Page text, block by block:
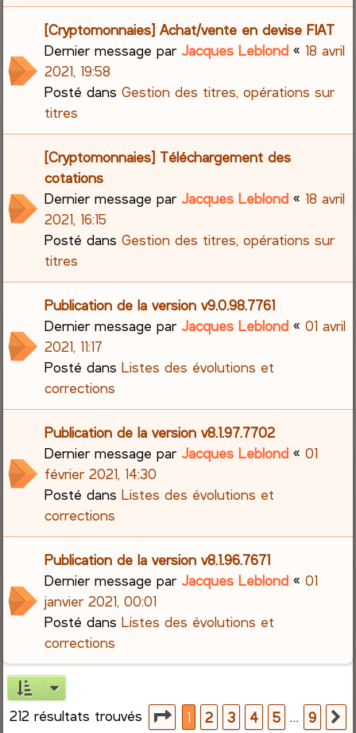
[Cryptomonnaies] Achat/vente en devise FIAT
Dernier message parJacques Leblond « 18 avril
2021, 19:58
Posté dansGestion des titres, opérations sur
titres
[Cryptomonnaies] Téléchargement des
cotations
Dernier message parJacques Leblond « 18 avril
2021, 16:15
Posté dansGestion des titres, opérations sur
titres
Publication de la version v9.0.98.7761
Dernier message parJacques Leblond «01 avril
2021, 11:17
Posté dansListes des évolutions et
corrections
Publication de la version v8.1.97.7702
Dernier message parJacques Leblond «01
février 2021, 14:30
Posté dansListes des évolutions et
corrections
Publication de la version v8.1.96.7671
Dernier message parJacques Leblond «01
janvier 2021, 00:01
Posté dansListes des évolutions et
corrections
212 résultats trouvés Page1sur
1 2 3 4 5 … 9